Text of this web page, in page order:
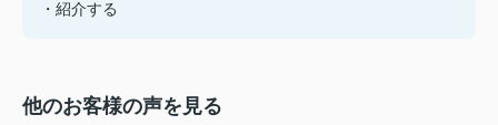
・紹介する
他のお客様の声を見る